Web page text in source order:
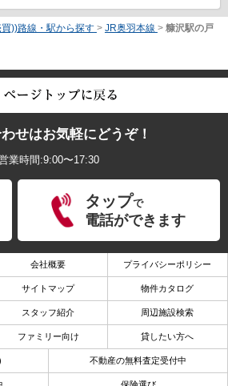
))路線・駅から探す > JR奥羽本線 > 糠沢駅の戸
せはお気軽にどうぞ！
業時間:9:00〜17:30
タップで
電話ができます
会社概要 プライバシーポリシー
サイトマップ 物件カタログ
スタッフ紹介 周辺施設検索
ファミリー向け 貸したい方へ
不動産の無料査定受付中